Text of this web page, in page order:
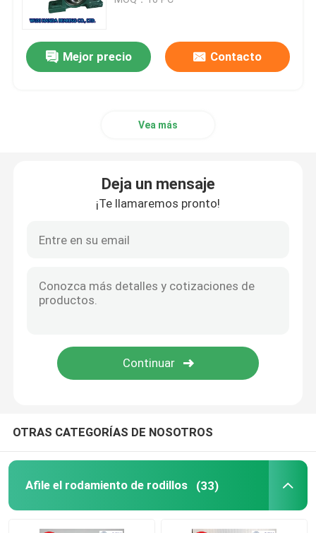
Rodamiento de bolitas angular del contacto
Rodamiento de bolitas de SKF
Rodamiento de rodillos esférico del MARICA
Rodamiento de bolitas de NSK
rodamientos de rodillos cruzados
Mejor precio Contacto
Vea más
Deja un mensaje
¡Te llamaremos pronto!
OTRAS CATEGORÍAS DE NOSOTROS
Afile el rodamiento de rodillos (33)